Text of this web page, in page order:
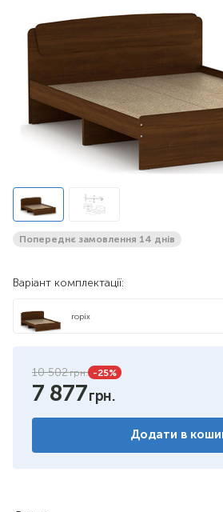
Попереднє замовлення 14 днів
Варіант комплектації:
горіх
бук
10 502 -25%
7 877
Додати в